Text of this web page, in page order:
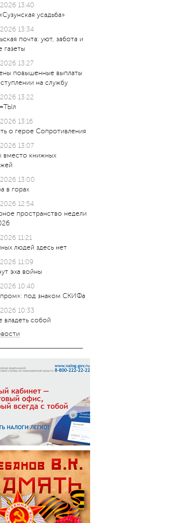
13:40
усадьба»
13:34
почта: уют, забота и
газеты
13:27
повышенные выплаты
на службу
13:22
13:16
о герое Сопротивления
13:07
вместо книжных
13:00
в горах
12:54
пространство недели
11:21
людей здесь нет
11:09
эха войны
10:40
под знаком СКИФа
10:33
владеть собой